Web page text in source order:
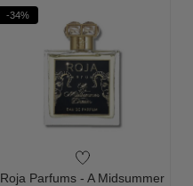
-34%
Roja Parfums - A Midsummer